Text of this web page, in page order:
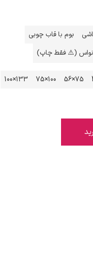
بوم با قاب چوبی
(⚠️ فقط چاپ)
75×56
100×75
133×100